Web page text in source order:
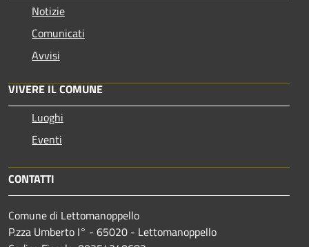
Notizie
Comunicati
Avvisi
VIVERE IL COMUNE
Luoghi
Eventi
CONTATTI
Comune di Lettomanoppello
P.zza Umberto I° - 65020 - Lettomanoppello